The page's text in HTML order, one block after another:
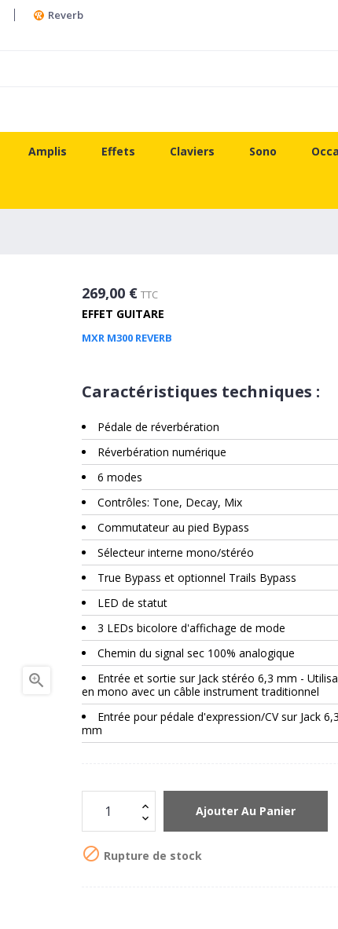
Reverb
Amplis Effets Claviers Sono

269,00 € TTC
EFFET GUITARE
MXR M300 REVERB
Caractéristiques techniques :
Pédale de réverbération
Réverbération numérique
6 modes
Contrôles: Tone, Decay, Mix
Commutateur au pied Bypass
Sélecteur interne mono/stéréo
True Bypass et optionnel Trails Bypass
LED de statut
3 LEDs bicolore d'affichage de mode
Chemin du signal sec 100% analogique
Entrée et sortie sur Jack stéréo 6,3 mm -
en mono avec un câble instrument traditionnel
Entrée pour pédale d'expression/CV sur Jack
mm
Ajouter Au Panier
 Rupture de stock